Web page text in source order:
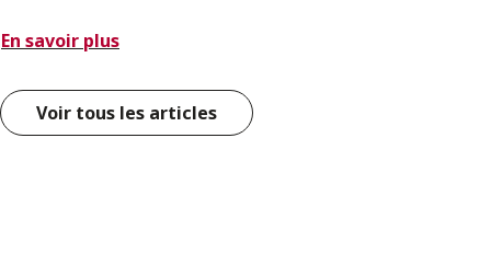
En savoir plus
Voir tous les articles